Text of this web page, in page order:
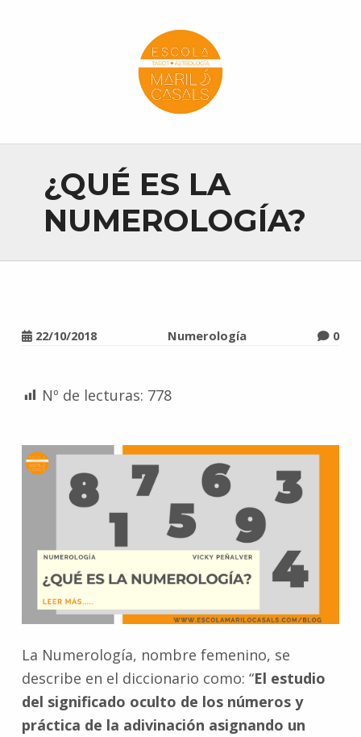
¿QUÉ ES LA
NUMEROLOGÍA?
22/10/2018 0
Numerología
Nº de lecturas: 778
La Numerología, nombre femenino, se
describe en el diccionario como: “El estudio
del significado oculto de los números y
práctica de la adivinación asignando un